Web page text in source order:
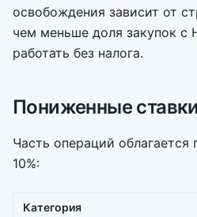
освобождения зависит от
чем меньше доля закупок с
работать без налога.
Пониженные ставки
Часть операций
10%:
Категория